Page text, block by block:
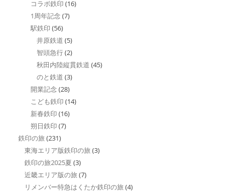
コラボ鉄印 (16)
1周年記念 (7)
駅鉄印 (56)
井原鉄道 (5)
智頭急行(2)
秋田内陸縦貫鉄道 (45)
のと鉄道 (3)
開業記念 (28)
こども鉄印 (14)
新春鉄印 (16)
朔日鉄印 (7)
鉄印の旅 (231)
東海エリア版鉄印の旅 (3)
鉄印の旅2025夏 (3)
近畿エリア版の旅 (7)
リメンバー特急はくたか鉄印の旅 (4)